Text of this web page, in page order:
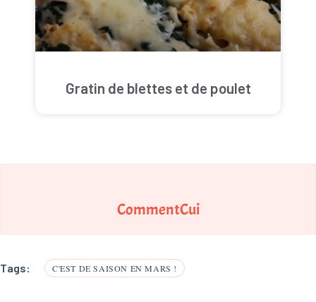
Gratin de blettes et de poulet
CommentCui
Tags: C'EST DE SAISON EN MARS !